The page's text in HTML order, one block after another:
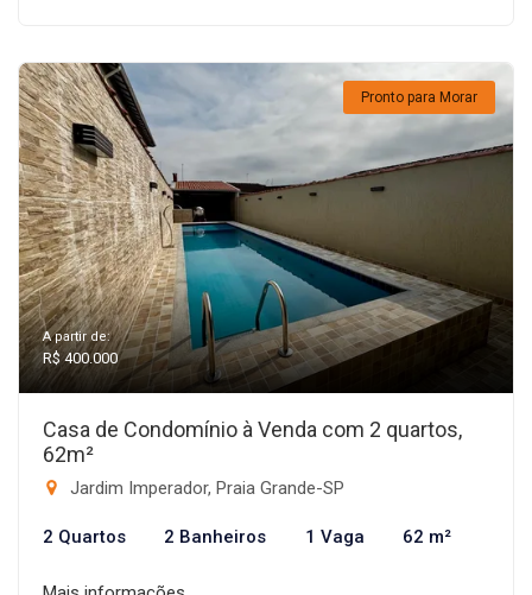
Pronto para Morar
A partir de:
R$ 400.000
Casa de Condomínio à Venda com 2 quartos,
62m²
Jardim Imperador, Praia Grande-SP
2 Quartos 2 Banheiros 1 Vaga 62 m²